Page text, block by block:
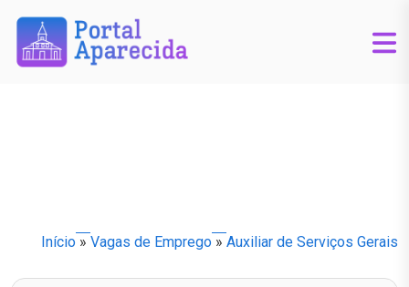
Início » Vagas de Emprego » Auxiliar de Serviços Gerais